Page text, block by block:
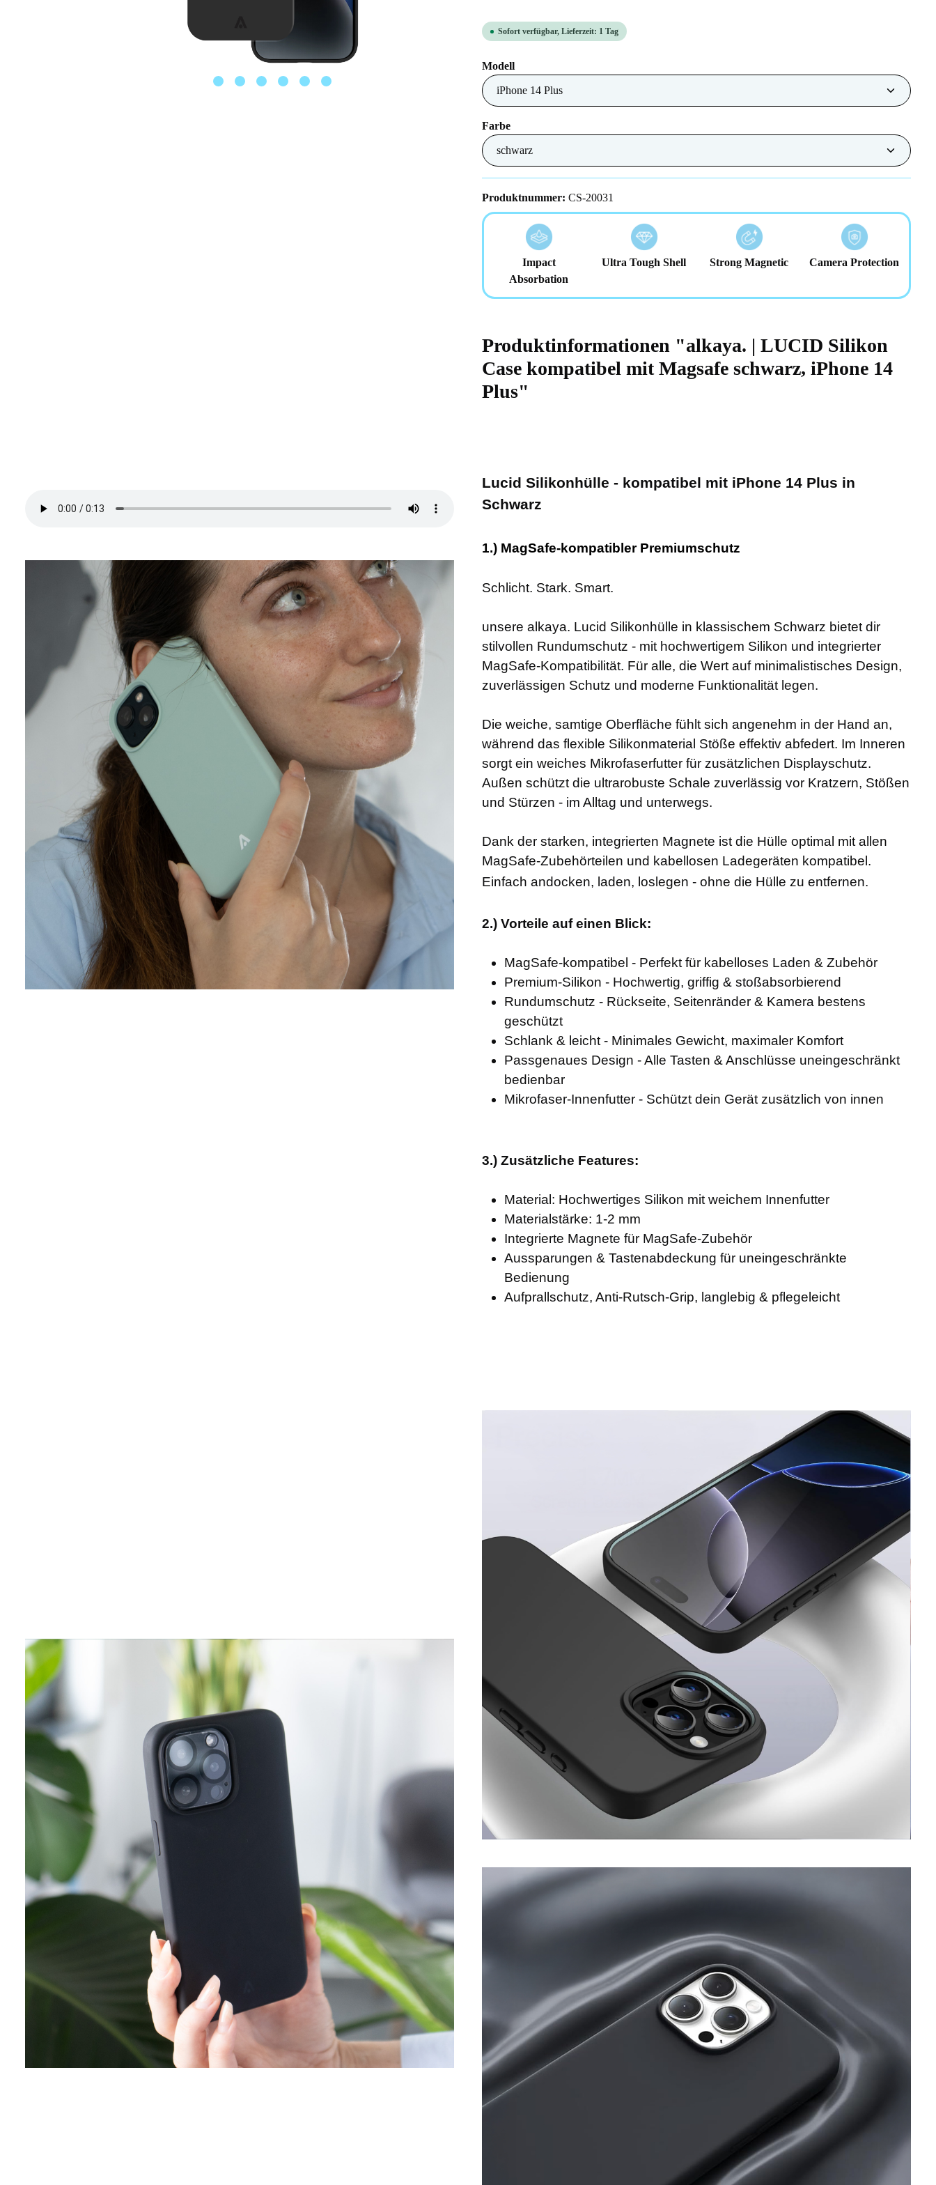
Sofort verfügbar, Lieferzeit: 1 Tag
Modellauswählen
Farbeauswählen
Produktnummer: CS-20031
Impact
Absorbation
Ultra Tough Shell Strong Magnetic Camera Protection
Produktinformationen "alkaya. | LUCID Silikon
Case kompatibel mit Magsafe schwarz, iPhone 14
Plus"
Lucid Silikonhülle - kompatibel mit iPhone 14 Plus in
Schwarz
1.) MagSafe-kompatibler Premiumschutz
Schlicht. Stark. Smart.
unsere alkaya. Lucid Silikonhülle in klassischem Schwarz bietet dir
stilvollen Rundumschutz - mit hochwertigem Silikon und integrierter
MagSafe-Kompatibilität. Für alle, die Wert auf minimalistisches Design,
zuverlässigen Schutz und moderne Funktionalität legen.
Die weiche, samtige Oberfläche fühlt sich angenehm in der Hand an,
während das flexible Silikonmaterial Stöße effektiv abfedert. Im Inneren
sorgt ein weiches Mikrofaserfutter für zusätzlichen Displayschutz.
Außen schützt die ultrarobuste Schale zuverlässig vor Kratzern, Stößen
und Stürzen - im Alltag und unterwegs.
Dank der starken, integrierten Magnete ist die Hülle optimal mit allen
MagSafe-Zubehörteilen und kabellosen Ladegeräten kompatibel.
Einfach andocken, laden, loslegen - ohne die Hülle zu entfernen.
2.) Vorteile auf einen Blick:
MagSafe-kompatibel - Perfekt für kabelloses Laden & Zubehör
Premium-Silikon - Hochwertig, griffig & stoßabsorbierend
Rundumschutz - Rückseite, Seitenränder & Kamera bestens
geschützt
Schlank & leicht - Minimales Gewicht, maximaler Komfort
Passgenaues Design - Alle Tasten & Anschlüsse uneingeschränkt
bedienbar
Mikrofaser-Innenfutter - Schützt dein Gerät zusätzlich von innen
3.) Zusätzliche Features:
Material: Hochwertiges Silikon mit weichem Innenfutter
Materialstärke: 1-2 mm
Integrierte Magnete für MagSafe-Zubehör
Aussparungen & Tastenabdeckung für uneingeschränkte
Bedienung
Aufprallschutz, Anti-Rutsch-Grip, langlebig & pflegeleicht